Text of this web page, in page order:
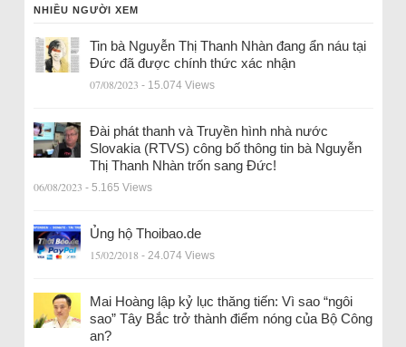
NHIỀU NGƯỜI XEM
Tin bà Nguyễn Thị Thanh Nhàn đang ẩn náu tại
Đức đã được chính thức xác nhận
07/08/2023 - 15.074 Views
Đài phát thanh và Truyền hình nhà nước
Slovakia (RTVS) công bố thông tin bà Nguyễn
Thị Thanh Nhàn trốn sang Đức!
06/08/2023 - 5.165 Views
Ủng hộ Thoibao.de
15/02/2018 - 24.074 Views
Mai Hoàng lập kỷ lục thăng tiến: Vì sao “ngôi
sao” Tây Bắc trở thành điểm nóng của Bộ Công
an?